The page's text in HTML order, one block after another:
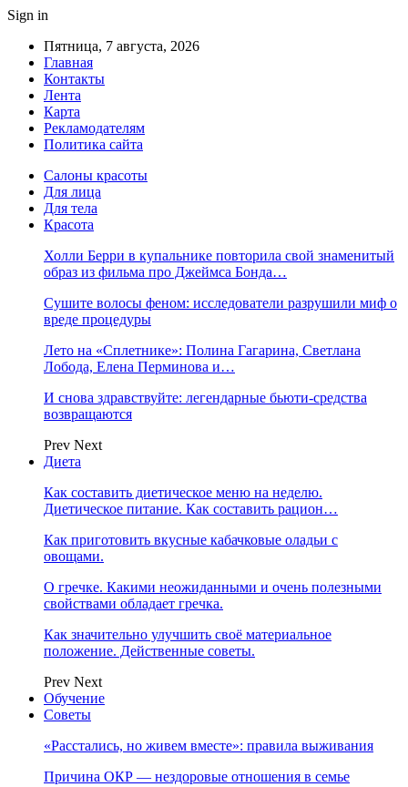
Sign in
Пятница, 7 августа, 2026
Главная
Контакты
Лента
Карта
Рекламодателям
Политика сайта
Салоны красоты
Для лица
Для тела
Красота
Холли Берри в купальнике повторила свой знаменитый
образ из фильма про Джеймса Бонда…
Сушите волосы феном: исследователи разрушили миф о
вреде процедуры
Лето на «Сплетнике»: Полина Гагарина, Светлана
Лобода, Елена Перминова и…
И снова здравствуйте: легендарные бьюти-средства
возвращаются
Prev Next
Диета
Как составить диетическое меню на неделю.
Диетическое питание. Как составить рацион…
Как приготовить вкусные кабачковые оладьи с
овощами.
О гречке. Какими неожиданными и очень полезными
свойствами обладает гречка.
Как значительно улучшить своё материальное
положение. Действенные советы.
Prev Next
Обучение
Советы
«Расстались, но живем вместе»: правила выживания
Причина ОКР — нездоровые отношения в семье